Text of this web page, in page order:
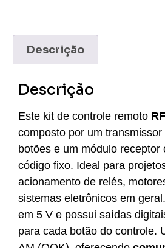
Descrição
Descrição
Este kit de controle remoto
composto por um
botões e um módulo receptor
código fixo. Ideal para
acionamento de relés,
sistemas eletrônicos em
em 5 V e possui saídas
para cada botão do controle.